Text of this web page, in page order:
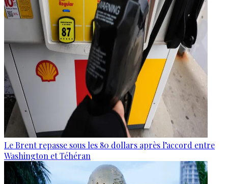
Le Brent repasse sous les 80 dollars après l’accord entre
Washington et Téhéran